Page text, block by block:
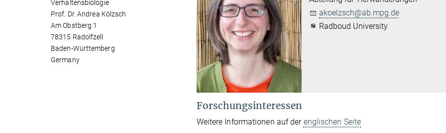
akoelzsch@ab.mpg.de
Radboud University
Forschungsinteressen
Weitere Informationen auf der englischen Seite
Verhaltensbiologie
Prof. Dr. Andrea Kölzsch
Am Obstberg 1
78315 Radolfzell
Baden-Württemberg
Germany